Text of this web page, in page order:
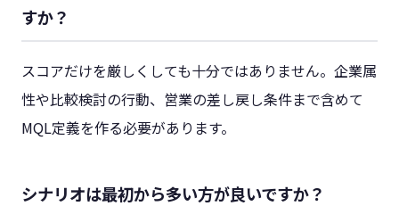
すか？
スコアだけを厳しくしても十分ではありません。企業属
性や比較検討の行動、営業の差し戻し条件まで含めて
MQL定義を作る必要があります。
シナリオは最初から多い方が良いですか？